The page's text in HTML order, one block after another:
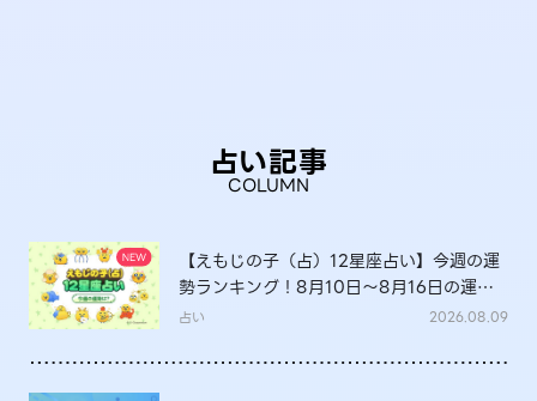
占い記事
COLUMN
【えもじの子（占）12星座占い】今週の運
勢ランキング！8月10日～8月16日の運勢
は？
占い 2026.08.09